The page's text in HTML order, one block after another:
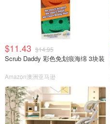
$11.43 $14.95
Scrub Daddy 彩色免划痕海绵 3块装
Amazon澳洲亚马逊